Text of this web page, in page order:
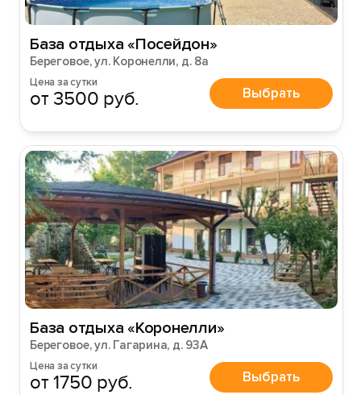
База отдыха «Посейдон»
Береговое, ул. Коронелли, д. 8а
Цена за сутки
от 3500 руб. Выбрать
База отдыха «Коронелли»
Береговое, ул. Гагарина, д. 93А
Цена за сутки
от 1750 руб. Выбрать